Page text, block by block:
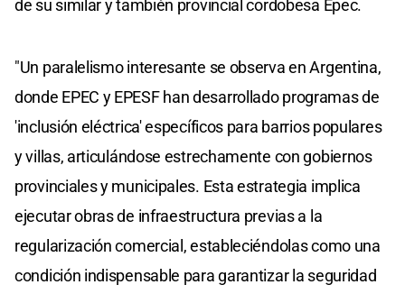
de su similar y también provincial cordobesa Epec.
"Un paralelismo interesante se observa en Argentina,
donde EPEC y EPESF han desarrollado programas de
'inclusión eléctrica' específicos para barrios populares
y villas, articulándose estrechamente con gobiernos
provinciales y municipales. Esta estrategia implica
ejecutar obras de infraestructura previas a la
regularización comercial, estableciéndolas como una
condición indispensable para garantizar la seguridad